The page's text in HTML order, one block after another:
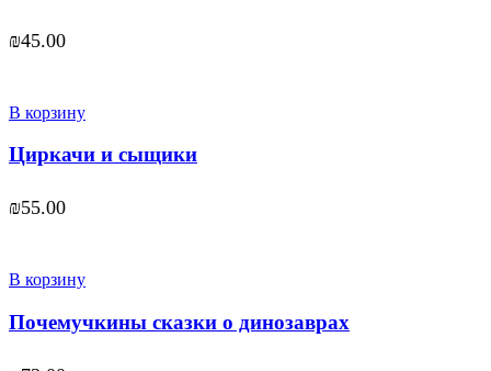
₪45.00
В корзину
Циркачи и сыщики
₪55.00
В корзину
Почемучкины сказки о динозаврах